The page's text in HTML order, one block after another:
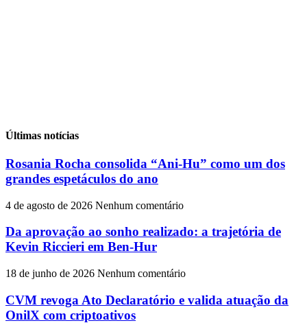
Últimas notícias
Rosania Rocha consolida “Ani-Hu” como um dos
grandes espetáculos do ano
4 de agosto de 2026 Nenhum comentário
Da aprovação ao sonho realizado: a trajetória de
Kevin Riccieri em Ben-Hur
18 de junho de 2026 Nenhum comentário
CVM revoga Ato Declaratório e valida atuação da
OnilX com criptoativos